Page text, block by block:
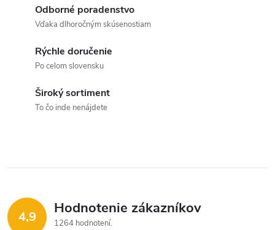
s
Odborné poradenstvo
Vďaka dlhoročným skúsenostiam
Rýchle doručenie
Po celom slovensku
Široký sortiment
To čo inde nenájdete
4,9 Hodnotenie zákazníkov
1264 hodnotení